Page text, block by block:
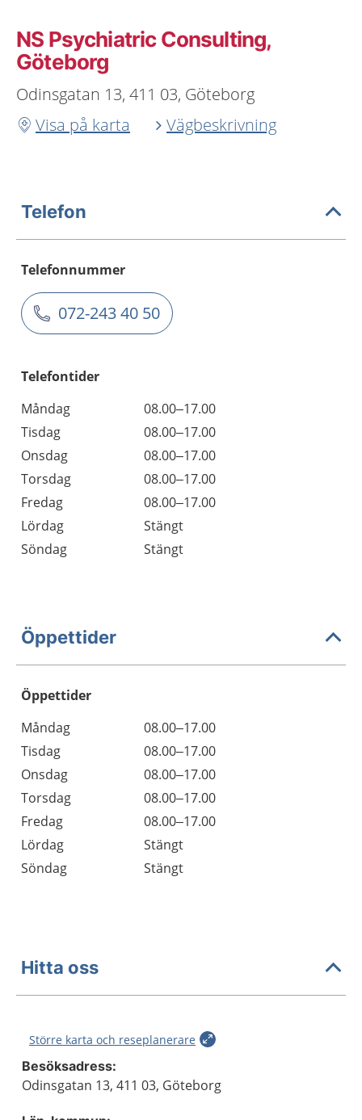
NS Psychiatric Consulting,
Göteborg
Odinsgatan 13, 411 03, Göteborg
Visa på karta
Vägbeskrivning
Telefon
Telefonnummer
072-243 40 50
Telefontider
Måndag
08.00–17.00
Tisdag
08.00–17.00
Onsdag
08.00–17.00
Torsdag
08.00–17.00
Fredag
08.00–17.00
Lördag
Stängt
Söndag
Stängt
Öppettider
Öppettider
Dag
Öppettider
Kommentarer
Måndag
08.00–17.00
Tisdag
08.00–17.00
Onsdag
08.00–17.00
Torsdag
08.00–17.00
Fredag
08.00–17.00
Lördag
Stängt
Söndag
Stängt
Hitta oss
Större karta och reseplanerare
Besöksadress:
Odinsgatan 13, 411 03, Göteborg